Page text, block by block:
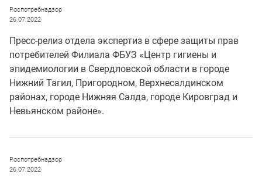
Роспотребнадзор
26.07.2022
Пресс-релиз отдела экспертиз в сфере защиты прав
потребителей Филиала ФБУЗ «Центр гигиены и
эпидемиологии в Свердловской области в городе
Нижний Тагил, Пригородном, Верхнесалдинском
районах, городе Нижняя Салда, городе Кировград и
Невьянском районе».
Роспотребнадзор
26.07.2022